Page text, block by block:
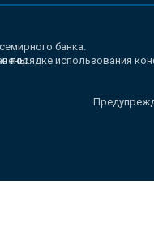
банка.
порядке использования